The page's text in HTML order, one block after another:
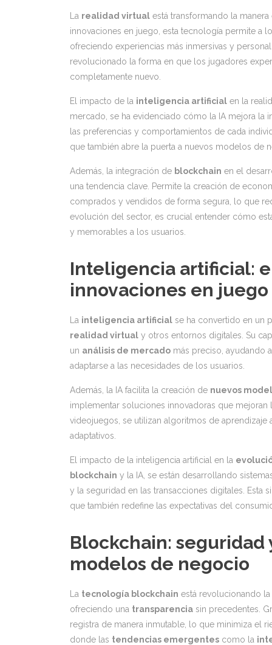
La realidad virtual está transformando la
innovaciones en juego, esta tecnología permite a
ofreciendo experiencias más inmersivas y
revolucionado la forma en que los jugadores
completamente nuevo.
El impacto de la inteligencia artificial en la
mercado, se ha evidenciado cómo la IA mejora la
las preferencias y comportamientos de cada
que también abre la puerta a nuevos modelos de
Además, la integración de blockchain en el
una tendencia clave. Permite la creación de
comprados y vendidos de forma segura, lo que
evolución del sector, es crucial entender cómo
y memorables a los usuarios.
Inteligencia artificial:
innovaciones en juego
La inteligencia artificial se ha convertido en un
realidad virtual y otros entornos digitales. Su
un análisis de mercado más preciso, ayudando
adaptarse a las necesidades de los usuarios.
Además, la IA facilita la creación de nuevos
implementar soluciones innovadoras que mejoran
videojuegos, se utilizan algoritmos de aprendizaje
adaptativos.
El impacto de la inteligencia artificial en la
blockchain y la IA, se están desarrollando
y la seguridad en las transacciones digitales. Esta
que también redefine las expectativas del
Blockchain: seguridad
modelos de negocio
La tecnología blockchain está revolucionando
ofreciendo una transparencia sin precedentes.
registra de manera inmutable, lo que minimiza el
donde las tendencias emergentes como la